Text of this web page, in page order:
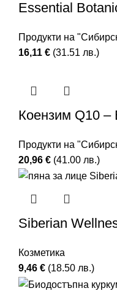
Essential
Продукти на
16,11 € (31.51 лв.)
Коензим Q10 –
Продукти на
20,96 € (41.00 лв.)
Siberian
Козметика
9,46 € (18.50 лв.)